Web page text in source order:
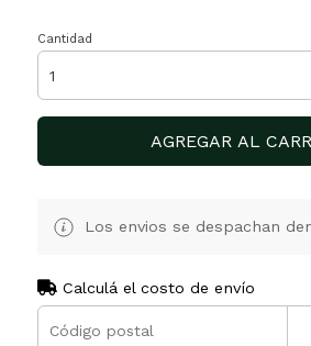
Cantidad
AGREGAR AL
Los envios se despachan
Calculá el costo de envío